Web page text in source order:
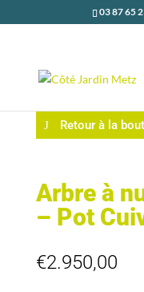
03 87 65
Retour à la
Arbre à
– Pot
€2.950,00